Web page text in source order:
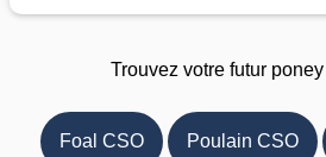
Trouvez votre futur
Foal CSO Poulain CSO